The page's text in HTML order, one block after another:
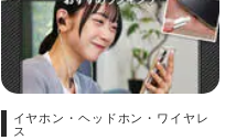
イヤホン・ヘッドホン・ワイヤレ
ス